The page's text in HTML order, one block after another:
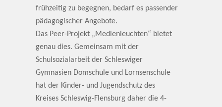
frühzeitig zu begegnen, bedarf es passender
pädagogischer Angebote.
Das Peer-Projekt „Medienleuchten“ bietet
genau dies. Gemeinsam mit der
Schulsozialarbeit der Schleswiger
Gymnasien Domschule und Lornsenschule
hat der Kinder- und Jugendschutz des
Kreises Schleswig-Flensburg daher die 4-